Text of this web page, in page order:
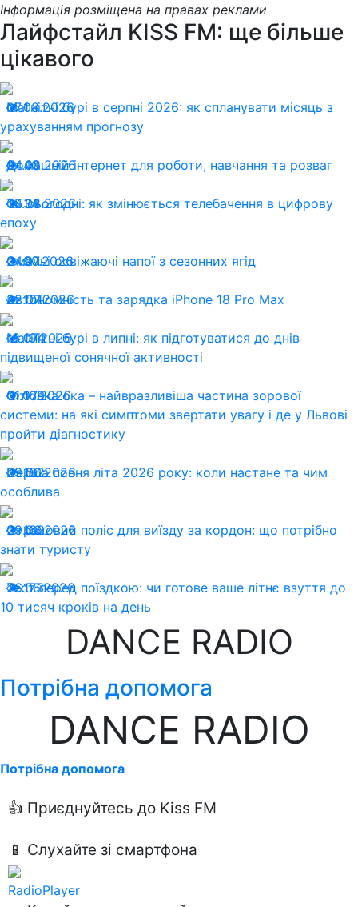
Інформація розміщена на правах реклами
Лайфстайл KISS FM: ще більше
цікавого
07.08.2026
1
Магнітні бурі в серпні 2026: як спланувати місяць з
урахуванням прогнозу
04.08.2026
40
Домашній інтернет для роботи, навчання та розваг
04.08.2026
34
ТБ сьогодні: як змінюється телебачення в цифрову
епоху
24.07.2026
90
Смачні освіжаючі напої з сезонних ягід
22.07.2026
101
Автономність та зарядка iPhone 18 Pro Max
13.07.2026
194
Магнітні бурі в липні: як підготуватися до днів
підвищеної сонячної активності
01.07.2026
169
Сітківка ока – найвразливіша частина зорової
системи: на які симптоми звертати увагу і де у Львові
пройти діагностику
29.06.2026
182
Перша повня літа 2026 року: коли настане та чим
особлива
29.06.2026
160
Страховий поліс для виїзду за кордон: що потрібно
знати туристу
26.06.2026
173
Тест перед поїздкою: чи готове ваше літнє взуття до
10 тисяч кроків на день
DANCE RADIO
Потрібна допомога
DANCE RADIO
Потрібна допомога
👍 Приєднуйтесь до Kiss FM
📱 Слухайте зі смартфона
RadioPlayer